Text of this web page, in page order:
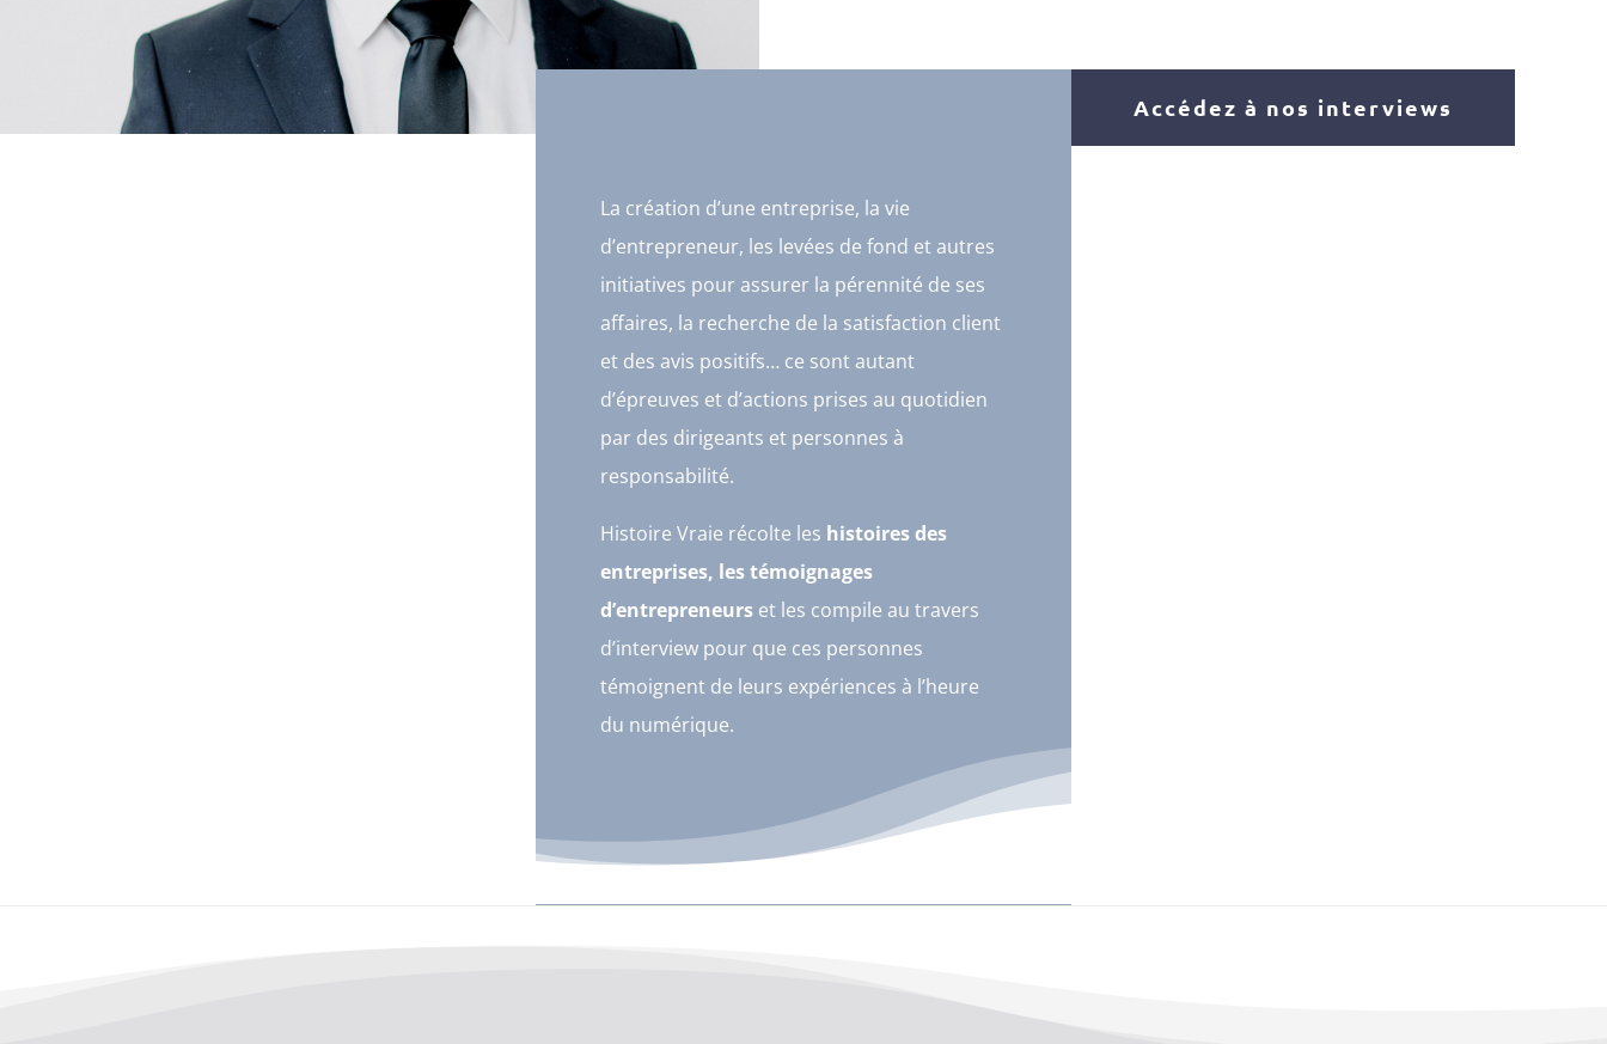
La création d’une entreprise, la vie
d’entrepreneur, les levées de fond et autres
initiatives pour assurer la pérennité de ses
affaires, la recherche de la satisfaction client
et des avis positifs… ce sont autant
d’épreuves et d’actions prises au quotidien
par des dirigeants et personnes à
responsabilité.
Histoire Vraie récolte les histoires des
entreprises, les témoignages
d’entrepreneurset les compile au travers
d’interview pour que ces personnes
témoignent de leurs expériences à l’heure
du numérique.
Accédez à nos interviews